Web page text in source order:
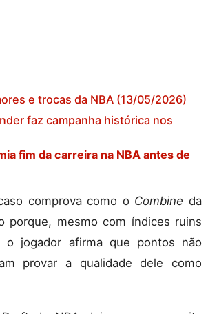
e trocas da NBA (13/05/2026)
faz campanha histórica nos
fim da carreira na NBA antes de
comprova como o Combine da
porque, mesmo com índices ruins
o jogador afirma que pontos não
provar a qualidade dele como